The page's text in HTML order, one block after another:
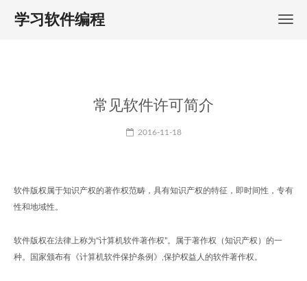
学习软件编程
常见软件许可简介
2016-11-18
软件版权属于知识产权的著作权范畴，具有知识产权的特征，即时间性，专有
性和地域性。
软件版权在法律上称为“计算机软件著作权”。属于著作权（知识产权）的一
种。国家颁布有《计算机软件保护条例》,保护权益人的软件著作权。